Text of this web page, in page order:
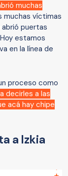
muchas
muchas víctimas
puertas
estamos
en la línea de
proceso como
decirles a las
acá hay chipe
a Izkia